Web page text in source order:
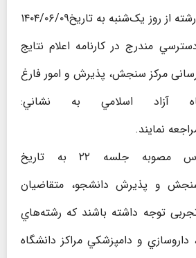
زمان و نحوه انتخاب رشته از روز یک‌شنبه به تاريخ۱۴۰۴/۰۶/۰۹
مندرج در كارنامه اعلام نتايج
مركز سنجش، پذیرش و امور فارغ
آزاد اسلامي به نشاني:
نمايند.
بر اساس مصوبه جلسه ۲۲ به تاریخ
سنجش و پذيرش دانشجو، متقاضیان
توجه داشته باشند که رشته‌هاي
داروسازي و دامپزشکي مراکز دانشگاه